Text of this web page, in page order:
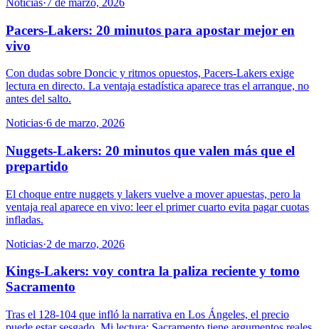
Pacers-Lakers: 20 minutos para apostar mejor en
vivo
Con dudas sobre Doncic y ritmos opuestos, Pacers-Lakers exige
lectura en directo. La ventaja estadística aparece tras el arranque, no
antes del salto.
Noticias·6 de marzo, 2026
Nuggets-Lakers: 20 minutos que valen más que el
prepartido
El choque entre nuggets y lakers vuelve a mover apuestas, pero la
ventaja real aparece en vivo: leer el primer cuarto evita pagar cuotas
infladas.
Noticias·2 de marzo, 2026
Kings-Lakers: voy contra la paliza reciente y tomo
Sacramento
Tras el 128-104 que infló la narrativa en Los Ángeles, el precio